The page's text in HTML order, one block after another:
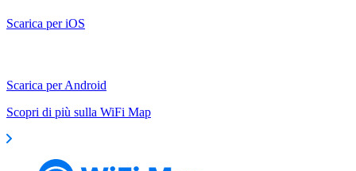
Scarica per iOS
Scarica per Android
Scopri di più sulla WiFi Map